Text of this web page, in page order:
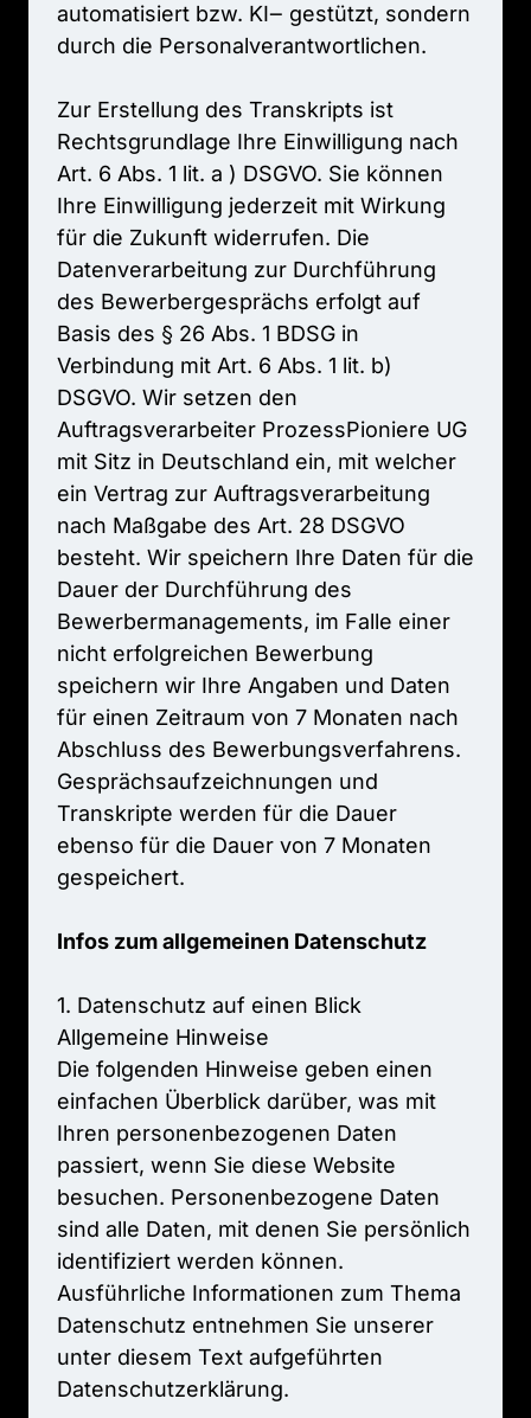
automatisiert bzw. KI‒ gestützt,
durch die Personalverantwortlichen.
Zur Erstellung des Transkripts
Rechtsgrundlage Ihre Einwilligung
Art. 6 Abs. 1 lit. a ) DSGVO. Sie
Ihre Einwilligung jederzeit mit
für die Zukunft widerrufen.
Datenverarbeitung zur
des Bewerbergesprächs erfolgt
Basis des § 26 Abs. 1 BDSG
Verbindung mit Art. 6 Abs. 1 lit.
DSGVO. Wir setzen
Auftragsverarbeiter ProzessPioniere
mit Sitz in Deutschland ein, mit
ein Vertrag zur
nach Maßgabe des Art. 28
besteht. Wir speichern Ihre Daten für
Dauer der Durchführung
Bewerbermanagements, im Falle
nicht erfolgreichen
speichern wir Ihre Angaben und
für einen Zeitraum von 7 Monaten
Abschluss des
Gesprächsaufzeichnungen
Transkripte werden für die
ebenso für die Dauer von 7
gespeichert.
Infos zum allgemeinen
1. Datenschutz auf einen Blick
Allgemeine Hinweise
Die folgenden Hinweise geben
einfachen Überblick darüber, was
Ihren personenbezogenen
passiert, wenn Sie diese
besuchen. Personenbezogene
sind alle Daten, mit denen Sie
identifiziert werden
Ausführliche Informationen zum
Datenschutz entnehmen Sie
unter diesem Text
Datenschutzerklärung.